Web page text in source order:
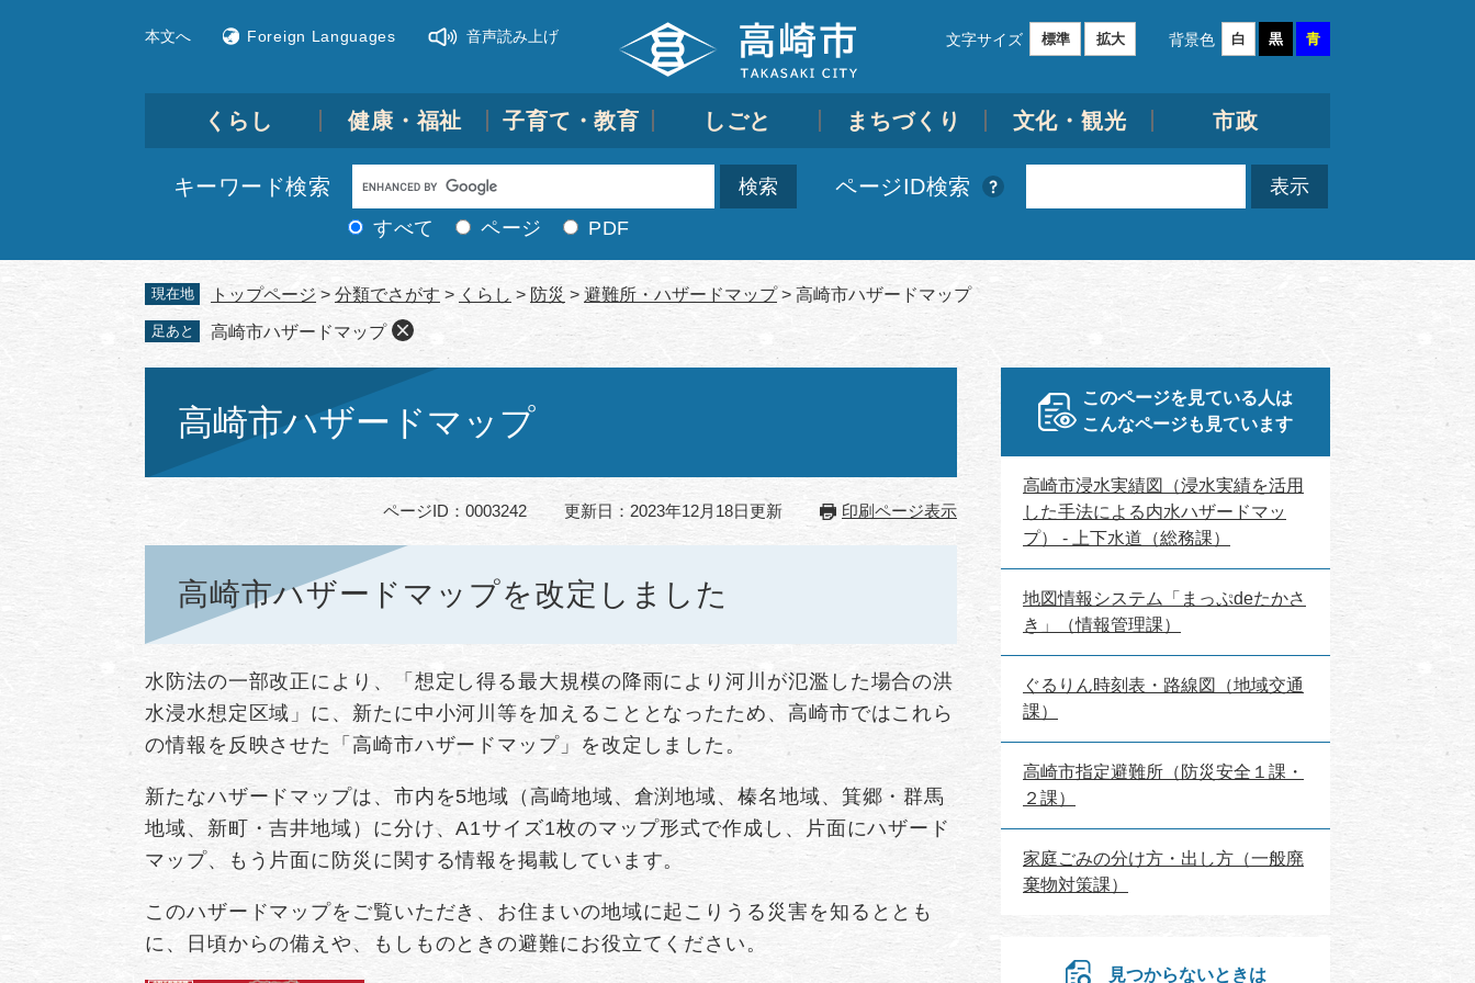
本文へ Foreign Languages 音声読み上げ 文字サイズ 標準 拡大 背景色 白 黒 青
くらし 健康・福祉 子育て・教育 しごと まちづくり 文化・観光 市政
キーワード検索
Google
カ
検
すべて ページ PDF
ページID検索
現在地 トップページ > 分類でさがす > くらし > 防災 > 避難所・ハザードマップ> 高崎市ハザードマップ
足あと 高崎市ハザードマップ
高崎市ハザードマップ
ページID：0003242 更新日：2023年12月18日更新 印刷ページ表示
高崎市ハザードマップを改定しました
水防法の一部改正により、「想定し得る最大規模の降雨により河川が氾濫した場合の洪
水浸水想定区域」に、新たに中小河川等を加えることとなったため、高崎市ではこれら
の情報を反映させた「高崎市ハザードマップ」を改定しました。
新たなハザードマップは、市内を5地域（高崎地域、倉渕地域、榛名地域、箕郷・群馬
地域、新町・吉井地域）に分け、A1サイズ1枚のマップ形式で作成し、片面にハザード
マップ、もう片面に防災に関する情報を掲載しています。
このハザードマップをご覧いただき、お住まいの地域に起こりうる災害を知るととも
に、日頃からの備えや、もしものときの避難にお役立てください。
このページを見ている人は
こんなページも見ています
高崎市浸水実績図（浸水実績を活用
した手法による内水ハザードマッ
プ） - 上下水道（総務課）
地図情報システム「まっぷdeたかさ
き」（情報管理課）
ぐるりん時刻表・路線図（地域交通
課）
高崎市指定避難所（防災安全１課・
２課）
家庭ごみの分け方・出し方（一般廃
棄物対策課）
見つからないときは